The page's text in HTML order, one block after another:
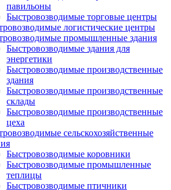
павильоны
Быстровозводимые торговые центры
логистические центры
промышленные здания
Быстровозводимые здания для
энергетики
Быстровозводимые производственные
здания
Быстровозводимые производственные
склады
Быстровозводимые производственные
цеха
сельскохозяйственные
Быстровозводимые коровники
Быстровозводимые промышленные
теплицы
Быстровозводимые птичники